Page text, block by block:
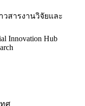
วสารงานวิจัยและ
Innovation Hub
ศ